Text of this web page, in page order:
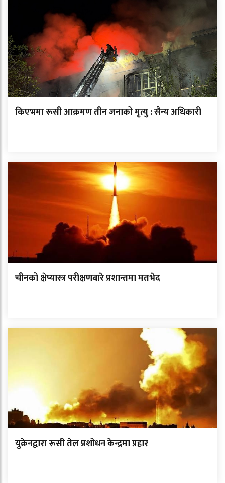
किएभमा रूसी आक्रमण तीन जनाको मृत्यु : सैन्य अधिकारी
चीनको क्षेप्यास्त्र परीक्षणबारे प्रशान्तमा मतभेद
युक्रेनद्वारा रूसी तेल प्रशोधन केन्द्रमा प्रहार